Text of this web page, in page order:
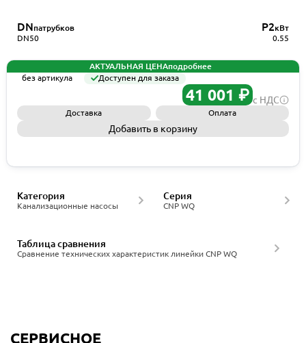
DNпатрубков
DN50
P2кВт
0.55
АКТУАЛЬНАЯ ЦЕНАподробнее
без артикула
Доступен для заказа
41 001 ₽ с НДС
Доставка Оплата
Добавить в корзину
Канализационные насосы
Категория
CNP WQ
Серия
Сравнение технических характеристик линейки CNP WQ
Таблица сравнения
СЕРВИСНОЕ